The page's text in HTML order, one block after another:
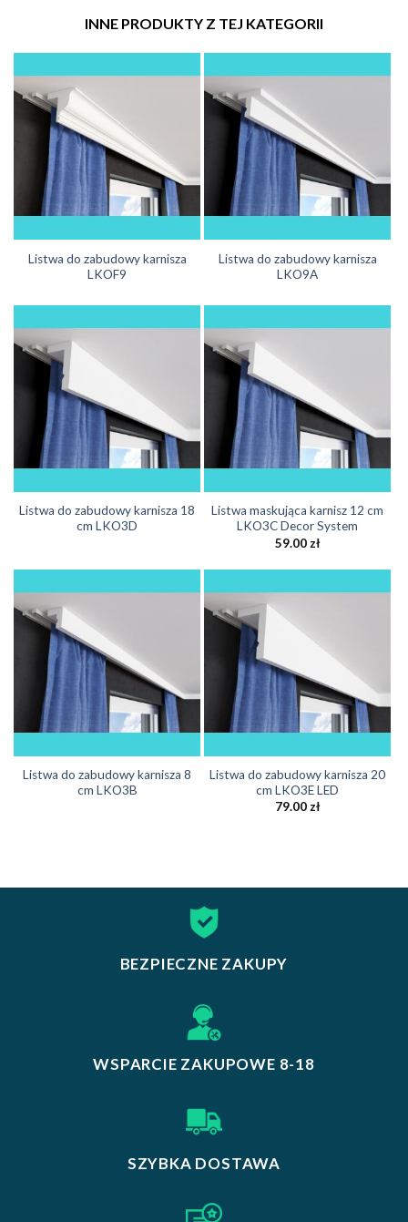
INNE PRODUKTY Z TEJ KATEGORII
Listwa do zabudowy karnisza
LKOF9
Listwa do zabudowy karnisza
LKO9A
Listwa do zabudowy karnisza 18
cm LKO3D
Listwa maskująca karnisz 12 cm
LKO3C Decor System
59.00 zł
Listwa do zabudowy karnisza 8
cm LKO3B
Listwa do zabudowy karnisza 20
cm LKO3E LED
79.00 zł
BEZPIECZNE ZAKUPY
WSPARCIE ZAKUPOWE 8-18
SZYBKA DOSTAWA